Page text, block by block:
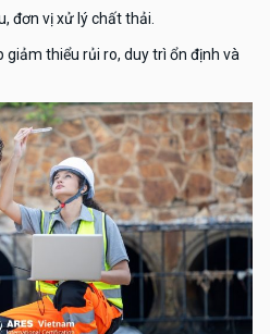
đơn vị xử lý chất thải.
thiểu rủi ro, duy trì ổn định và